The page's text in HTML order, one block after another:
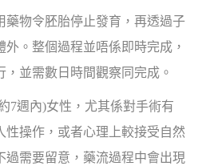
藥物令胚胎停止發育，再透過子
外。整個過程並唔係即時完成，
，並需數日時間觀察同完成。
7週內)女性，尤其係對手術有
性操作，或者心理上較接受自然
過需要留意，藥流過程中會出現